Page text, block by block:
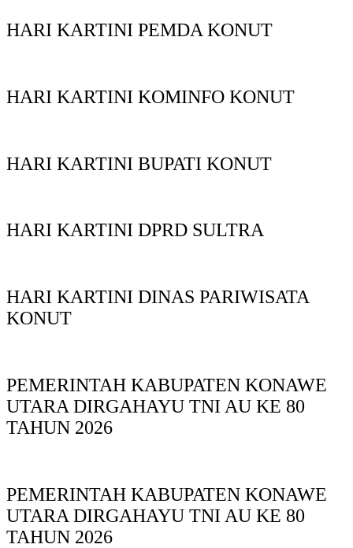
HARI KARTINI PEMDA KONUT
HARI KARTINI KOMINFO KONUT
HARI KARTINI BUPATI KONUT
HARI KARTINI DPRD SULTRA
HARI KARTINI DINAS PARIWISATA
KONUT
PEMERINTAH KABUPATEN KONAWE
UTARA DIRGAHAYU TNI AU KE 80
TAHUN 2026
PEMERINTAH KABUPATEN KONAWE
UTARA DIRGAHAYU TNI AU KE 80
TAHUN 2026